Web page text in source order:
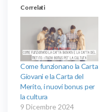
Correlati
Come funzionano la Carta
Giovani e la Carta del
Merito, i nuovi bonus per
la cultura
9 Dicembre 2024